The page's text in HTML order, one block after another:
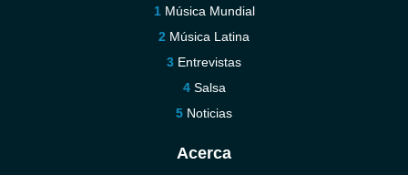
Música Mundial
Música Latina
Entrevistas
Salsa
Noticias
Acerca